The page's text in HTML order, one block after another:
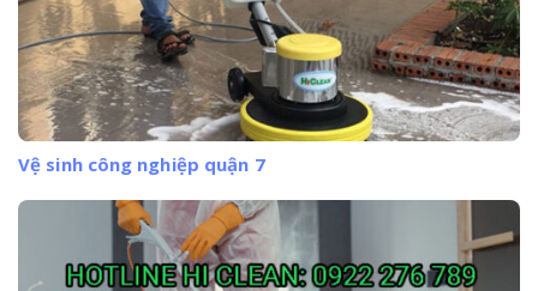
Vệ sinh công nghiệp quận 7